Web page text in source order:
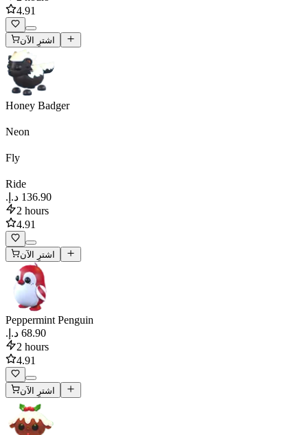
4.91
اشترِ الآن
Honey Badger
Neon
Fly
Ride
2 hours
4.91
اشترِ الآن
Peppermint Penguin
2 hours
4.91
اشترِ الآن